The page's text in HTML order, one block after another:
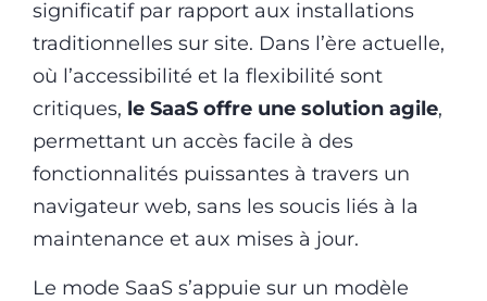
significatif par rapport aux installations
traditionnelles sur site. Dans l’ère actuelle,
où l’accessibilité et la flexibilité sont
critiques, le SaaS offre une solution agile,
permettant un accès facile à des
fonctionnalités puissantes à travers un
navigateur web, sans les soucis liés à la
maintenance et aux mises à jour.
Le mode SaaS s’appuie sur un modèle